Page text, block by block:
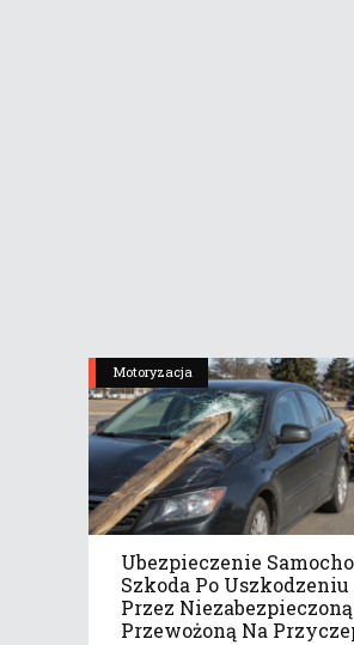
Motoryzacja
Ubezpieczenie
Szkoda Po
Przez
Przewożoną Na